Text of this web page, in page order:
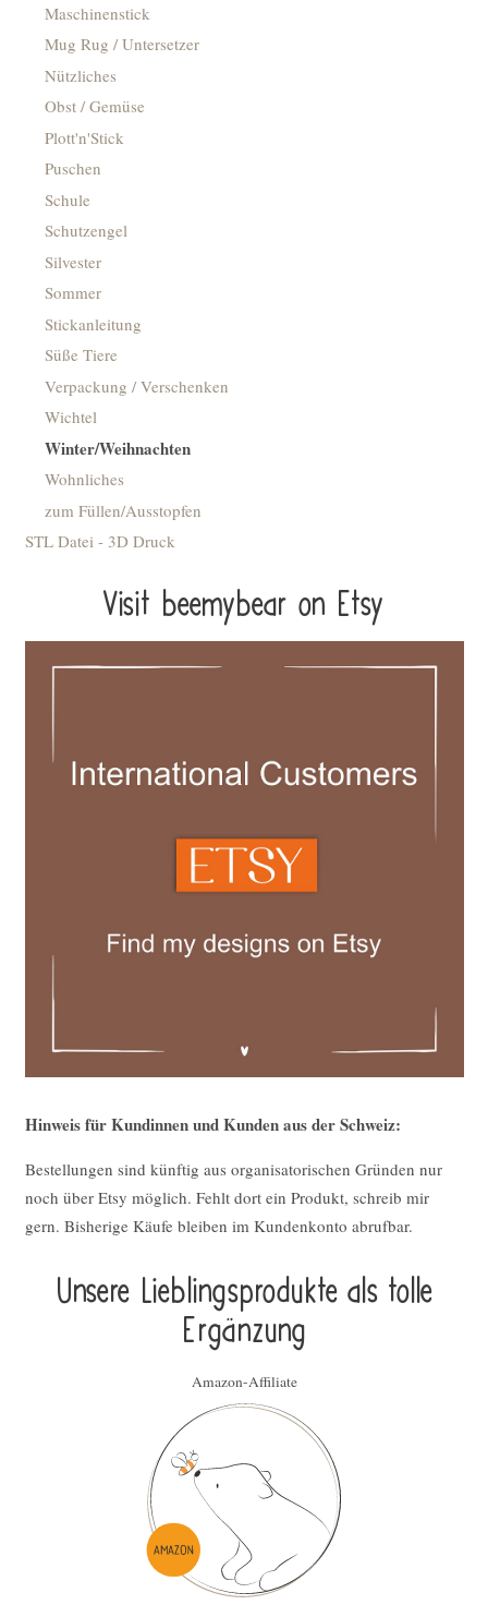
Maschinenstick
Mug Rug / Untersetzer
Nützliches
Obst / Gemüse
Plott'n'Stick
Puschen
Schule
Schutzengel
Silvester
Sommer
Stickanleitung
Süße Tiere
Verpackung / Verschenken
Wichtel
Winter/Weihnachten
Wohnliches
zum Füllen/Ausstopfen
STL Datei - 3D Druck
Visit beemybear on Etsy
Hinweis für Kundinnen und Kunden aus der Schweiz:
Bestellungen sind künftig aus organisatorischen Gründen nur
noch über Etsy möglich. Fehlt dort ein Produkt, schreib mir
gern. Bisherige Käufe bleiben im Kundenkonto abrufbar.
Unsere Lieblings­pro­duk­te als tolle
Ergän­zung
Amazon-Affiliate